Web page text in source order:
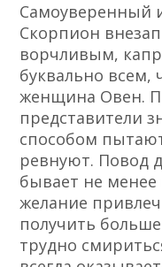
Самоуверенный
Скорпион
ворчливым,
буквально всем,
женщина Овен.
представители
способом
ревнуют. Повод
бывает не
желание
получить
трудно